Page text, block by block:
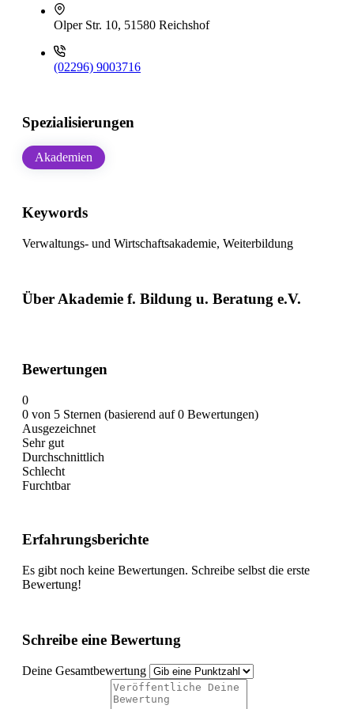
Olper Str. 10, 51580 Reichshof
(02296) 9003716
Spezialisierungen
Akademien
Keywords
Verwaltungs- und Wirtschaftsakademie, Weiterbildung
Über Akademie f. Bildung u. Beratung e.V.
Bewertungen
0
0 von 5 Sternen (basierend auf 0 Bewertungen)
Ausgezeichnet
Sehr gut
Durchschnittlich
Schlecht
Furchtbar
Erfahrungsberichte
Es gibt noch keine Bewertungen. Schreibe selbst die erste
Bewertung!
Schreibe eine Bewertung
Deine Gesamtbewertung